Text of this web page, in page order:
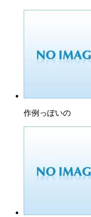
作例っぽいの